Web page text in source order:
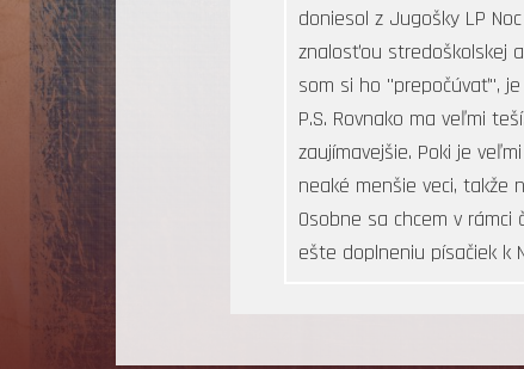
doniesol z Jugošky LP
znalosťou stredoškolskej
som si ho "prepočúvať",
P.S. Rovnako ma veľmi
zaujímavejšie. Poki je
neaké menšie veci, takže
Osobne sa chcem v
ešte doplneniu písačiek k